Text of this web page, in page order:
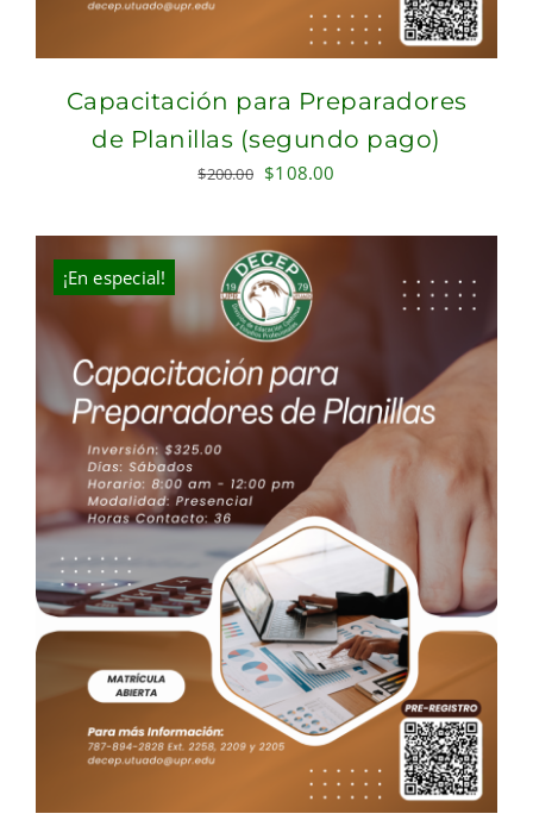
Capacitación para Preparadores
de Planillas (segundo pago)
$200.00 Original
was:
$200.00.
$108.00
is:
¡En especial!